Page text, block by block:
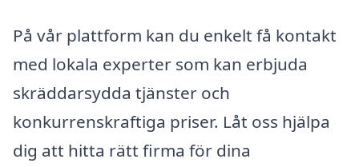
På vår plattform kan du enkelt få kontakt
med lokala experter som kan erbjuda
skräddarsydda tjänster och
konkurrenskraftiga priser. Låt oss hjälpa
dig att hitta rätt firma för dina